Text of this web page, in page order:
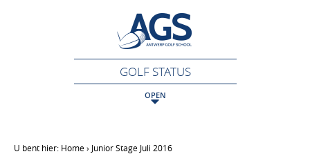
GOLF STATUS
OPEN
U bent hier: Home› Junior Stage Juli 2016